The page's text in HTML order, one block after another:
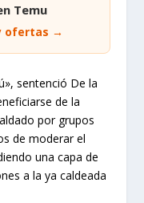
Temu
ofertas →
sentenció De la
de la
por grupos
de moderar el
una capa de
a la ya caldeada